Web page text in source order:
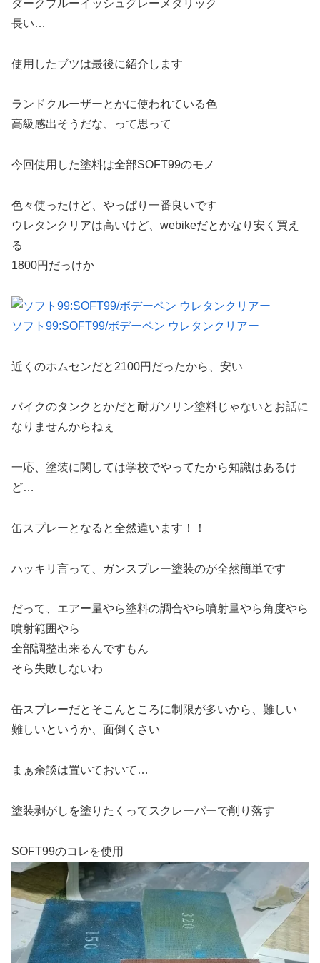
ダークブルーイッシュグレーメタリック
長い…
使用したブツは最後に紹介します
ランドクルーザーとかに使われている色
高級感出そうだな、って思って
今回使用した塗料は全部SOFT99のモノ
色々使ったけど、やっぱり一番良いです
ウレタンクリアは高いけど、webikeだとかなり安く買え
る
1800円だっけか
ソフト99:SOFT99/ボデーペン ウレタンクリアー
近くのホムセンだと2100円だったから、安い
バイクのタンクとかだと耐ガソリン塗料じゃないとお話に
なりませんからねぇ
一応、塗装に関しては学校でやってたから知識はあるけ
ど…
缶スプレーとなると全然違います！！
ハッキリ言って、ガンスプレー塗装のが全然簡単です
だって、エアー量やら塗料の調合やら噴射量やら角度やら
噴射範囲やら
全部調整出来るんですもん
そら失敗しないわ
缶スプレーだとそこんところに制限が多いから、難しい
難しいというか、面倒くさい
まぁ余談は置いておいて…
塗装剥がしを塗りたくってスクレーパーで削り落す
SOFT99のコレを使用